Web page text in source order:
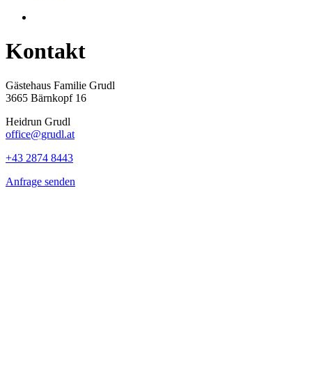
Kontakt
Gästehaus Familie Grudl
3665 Bärnkopf 16
Heidrun Grudl
office@grudl.at
+43 2874 8443
Anfrage senden